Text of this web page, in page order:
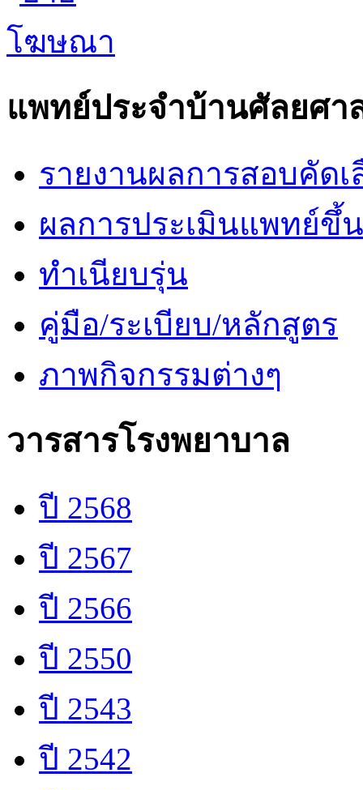
แพทย์ประจำบ้านศัลยศา
รายงานผลการสอบคัดเ
ผลการประเมินแพทย์ขึ้
ทำเนียบรุ่น
คู่มือ/ระเบียบ/หลักสูตร
ภาพกิจกรรมต่างๆ
วารสารโรงพยาบาล
ปี 2568
ปี 2567
ปี 2566
ปี 2550
ปี 2543
ปี 2542